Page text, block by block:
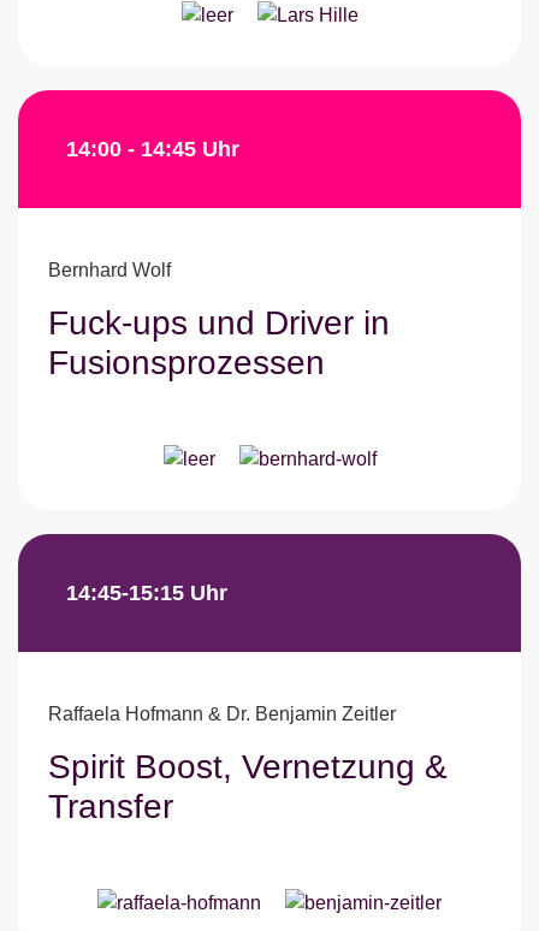
14:00 - 14:45 Uhr
Bernhard Wolf
Fuck-ups und Driver in
Fusionsprozessen
14:45-15:15 Uhr
Raffaela Hofmann & Dr. Benjamin Zeitler
Spirit Boost, Vernetzung &
Transfer